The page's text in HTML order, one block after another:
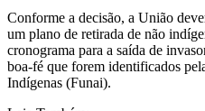
Conforme a decisão, a União
um plano de retirada de não
cronograma para a saída de
boa-fé que forem identificados
Indígenas (Funai).